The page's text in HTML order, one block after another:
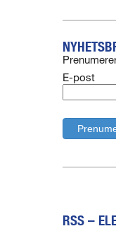
E-post
RSS –